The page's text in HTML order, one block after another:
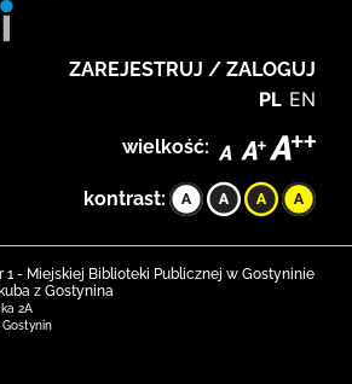
ZAREJESTRUJ / ZALOGUJ
PL EN
wielkość:
kontrast:
1 - Miejskiej Biblioteki Publicznej w Gostyninie
z Gostynina
2A